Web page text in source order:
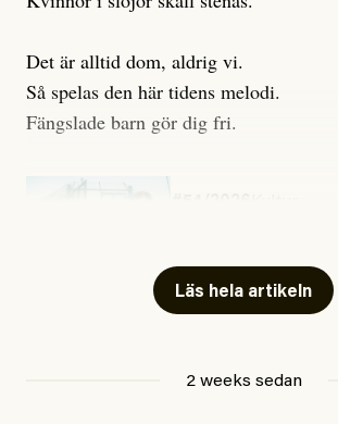
Det är alltid dom, aldrig vi.
Så spelas den här tidens melodi.
Fängslade barn gör dig fri.
Läs hela artikeln
2 weeks sedan